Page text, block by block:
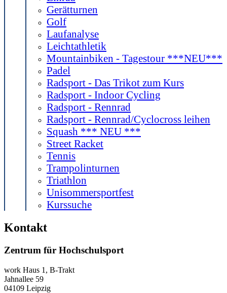
Gerätturnen
Golf
Laufanalyse
Leichtathletik
Mountainbiken - Tagestour ***NEU***
Padel
Radsport - Das Trikot zum Kurs
Radsport - Indoor Cycling
Radsport - Rennrad
Radsport - Rennrad/Cyclocross leihen
Squash *** NEU ***
Street Racket
Tennis
Trampolinturnen
Triathlon
Unisommersportfest
Kurssuche
Kontakt
Zentrum für Hochschulsport
work Haus 1, B-Trakt
Jahnallee 59
04109 Leipzig